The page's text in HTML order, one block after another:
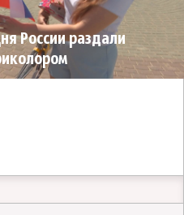
России раздали